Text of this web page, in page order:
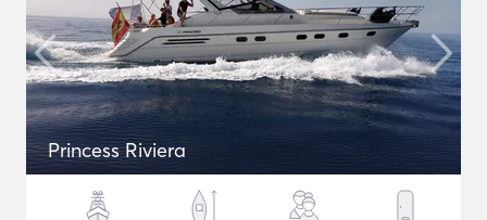
Princess Riviera